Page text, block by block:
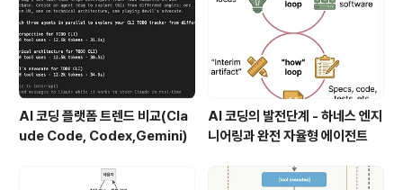
AI 코딩 플랫폼 트렌드 비교(Cla
ude Code, Codex,Gemini)
AI 코딩의 발전단계 - 하네스 엔지
니어링과 완전 자율형 에이전트